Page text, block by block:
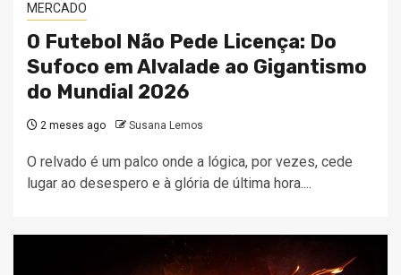
MERCADO
O Futebol Não Pede Licença: Do
Sufoco em Alvalade ao Gigantismo
do Mundial 2026
2 meses ago Susana Lemos
O relvado é um palco onde a lógica, por vezes, cede
lugar ao desespero e à glória de última hora....